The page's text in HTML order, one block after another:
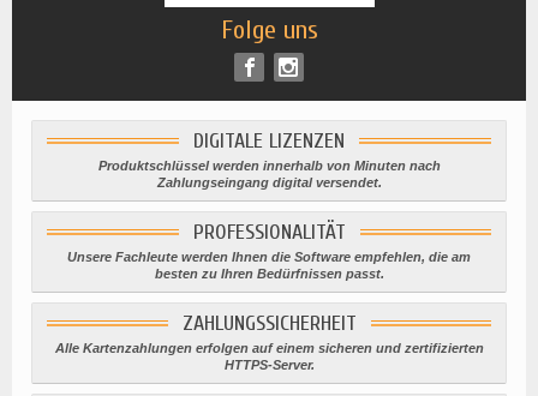
Folge uns
DIGITALE LIZENZEN
Produktschlüssel werden innerhalb von Minuten nach
Zahlungseingang digital versendet.
PROFESSIONALITÄT
Unsere Fachleute werden Ihnen die Software empfehlen, die am
besten zu Ihren Bedürfnissen passt.
ZAHLUNGSSICHERHEIT
Alle Kartenzahlungen erfolgen auf einem sicheren und zertifizierten
HTTPS-Server.